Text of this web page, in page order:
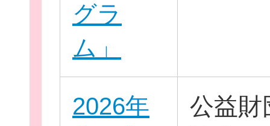
新規登
グラ
ム」
2026年
公益財